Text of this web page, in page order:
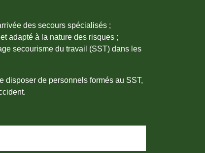
des secours spécialisés ;
adapté à la nature des risques ;
secourisme du travail (SST) dans les
disposer de personnels formés au SST,